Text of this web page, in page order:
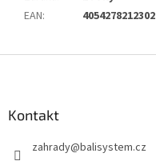
EAN: 4054278212302
Kontakt
zahrady@balisystem.cz